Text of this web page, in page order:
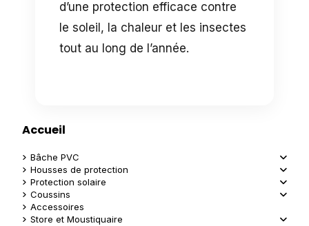
d’une protection efficace contre
le soleil, la chaleur et les insectes
tout au long de l’année.
Accueil
Bâche PVC
Housses de protection
Protection solaire
Coussins
Accessoires
Store et Moustiquaire